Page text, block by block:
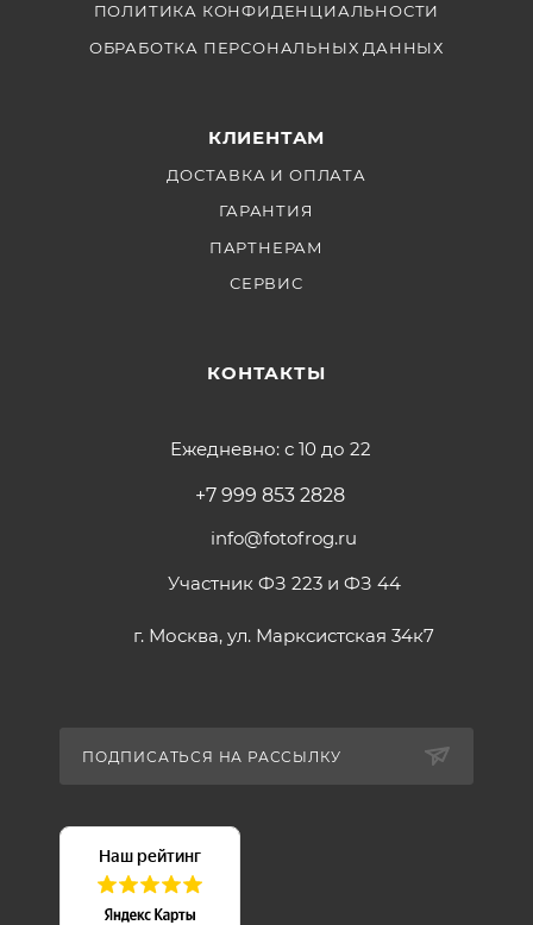
ПОЛИТИКА КОНФИДЕНЦИАЛЬНОСТИ
ОБРАБОТКА ПЕРСОНАЛЬНЫХ ДАННЫХ
КЛИЕНТАМ
ДОСТАВКА И ОПЛАТА
ГАРАНТИЯ
ПАРТНЕРАМ
СЕРВИС
КОНТАКТЫ
Ежедневно: с 10 до 22
+7 999 853 2828
info@fotofrog.ru
Участник ФЗ 223 и ФЗ 44
г. Москва, ул. Марксистская 34к7
ПОДПИСАТЬСЯ НА РАССЫЛКУ